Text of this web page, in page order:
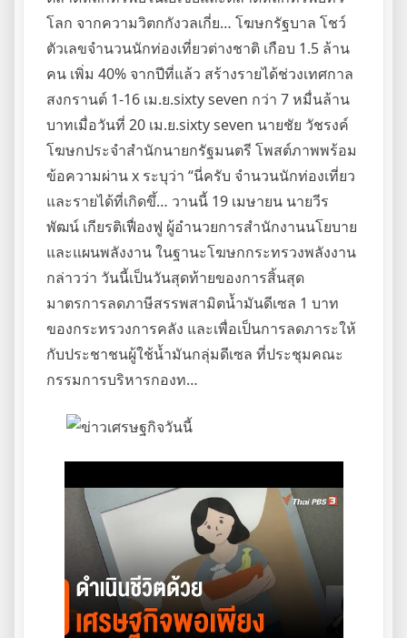
โลก จากความวิตกกังวลเกี่ย… โฆษกรัฐบาล โชว์
ตัวเลขจำนวนนักท่องเที่ยวต่างชาติ เกือบ 1.5 ล้าน
คน เพิ่ม 40% จากปีที่แล้ว สร้างรายได้ช่วงเทศกาล
สงกรานต์ 1-16 เม.ย.sixty seven กว่า 7 หมื่นล้าน
บาทเมื่อวันที่ 20 เม.ย.sixty seven นายชัย วัชรงค์
โฆษกประจำสำนักนายกรัฐมนตรี โพสต์ภาพพร้อม
ข้อความผ่าน x ระบุว่า “นี่ครับ จำนวนนักท่องเที่ยว
และรายได้ที่เกิดขึ้… วานนี้ 19 เมษายน นายวีร
พัฒน์ เกียรติเฟื่องฟู ผู้อำนวยการสำนักงานนโยบาย
และแผนพลังงาน ในฐานะโฆษกกระทรวงพลังงาน
กล่าวว่า วันนี้เป็นวันสุดท้ายของการสิ้นสุด
มาตรการลดภาษีสรรพสามิตน้ำมันดีเซล 1 บาท
ของกระทรวงการคลัง และเพื่อเป็นการลดภาระให้
กับประชาชนผู้ใช้น้ำมันกลุ่มดีเซล ที่ประชุมคณะ
กรรมการบริหารกองท…